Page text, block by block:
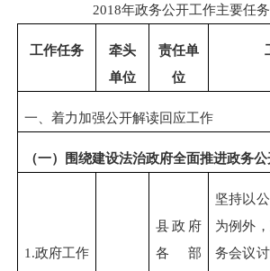
2018年政务公开工作主要任
工作任务
牵头
单位
责任单
位
一、着力加强公开解读回应工作
（一）围绕建设法治政府全面推进政务
1.政府工作
县政府
各部
坚持以
为例外
务会议